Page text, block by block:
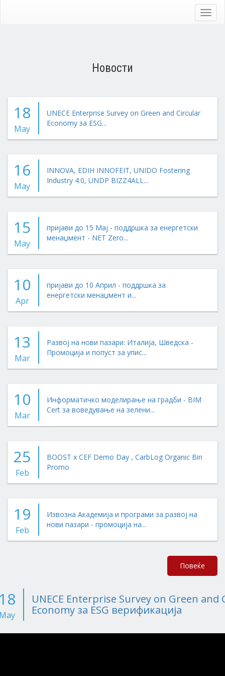
Новости
18
May
UNECE Enterprise Survey on Green and Circular
Economy за ESG...
16
May
INNOVA, EDIH INNOFEIT, UNIDO Fostering
Industry 4.0, UNDP BIZZ4ALL...
15
May
пријави до 15 Мај - поддршка за енергетски
менаџмент - NET Zero...
10
Apr
пријави до 10 Април - поддршка за
енергетски менаџмент и...
13
Mar
Развој на нови пазари: Италија, Шведска -
Промоција и попуст за упис...
10
Mar
Информатичко моделирање на градби - BIM
Cert за воведување на зелени...
25
Feb
BOOST x CEF Demo Day , CarbLog Organic Bin
Promo
19
Feb
Извозна Академија и програми за развој на
нови пазари - промоција на...
Повеќе
UNECE Enterprise Survey on Green and
Economy за ESG верификација